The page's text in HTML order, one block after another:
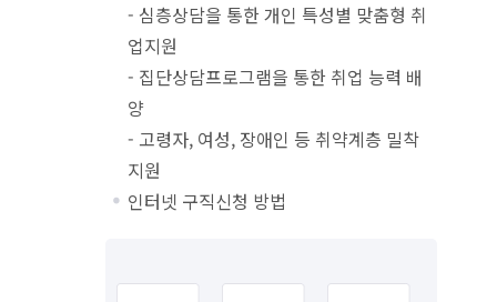
- 심층상담을 통한 개인 특성별 맞춤형 취
업지원
- 집단상담프로그램을 통한 취업 능력 배
양
- 고령자, 여성, 장애인 등 취약계층 밀착
지원
인터넷 구직신청 방법